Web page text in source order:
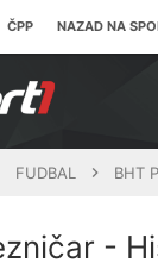
ČPP NAZAD NA
FUDBAL BHT
-